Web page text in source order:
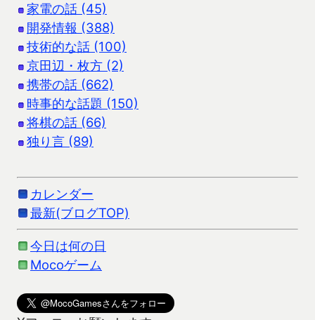
家電の話 (45)
開発情報 (388)
技術的な話 (100)
京田辺・枚方 (2)
携帯の話 (662)
時事的な話題 (150)
将棋の話 (66)
独り言 (89)
カレンダー
最新(ブログTOP)
今日は何の日
Mocoゲーム